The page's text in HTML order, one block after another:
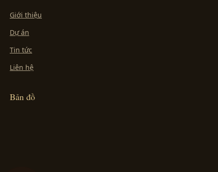
Giới thiệu
Dự án
Tin tức
Liên hệ
Bản đồ